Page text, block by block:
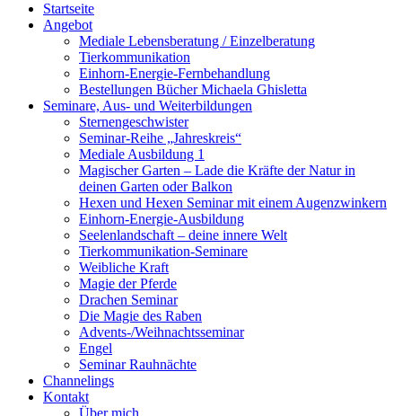
Startseite
Angebot
Mediale Lebensberatung / Einzelberatung
Tierkommunikation
Einhorn-Energie-Fernbehandlung
Bestellungen Bücher Michaela Ghisletta
Seminare, Aus- und Weiterbildungen
Sternengeschwister
Seminar-Reihe „Jahreskreis“
Mediale Ausbildung 1
Magischer Garten – Lade die Kräfte der Natur in
deinen Garten oder Balkon
Hexen und Hexen Seminar mit einem Augenzwinkern
Einhorn-Energie-Ausbildung
Seelenlandschaft – deine innere Welt
Tierkommunikation-Seminare
Weibliche Kraft
Magie der Pferde
Drachen Seminar
Die Magie des Raben
Advents-/Weihnachtsseminar
Engel
Seminar Rauhnächte
Channelings
Kontakt